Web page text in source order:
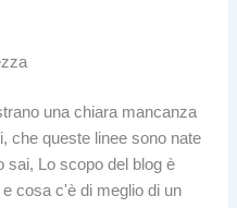
una chiara mancanza
che queste linee sono nate
sai, Lo scopo del blog è
e cosa c'è di meglio di un